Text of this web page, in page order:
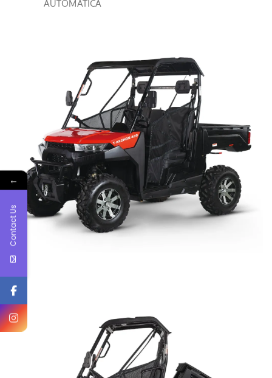
AUTOMATICA
←
Contact Us